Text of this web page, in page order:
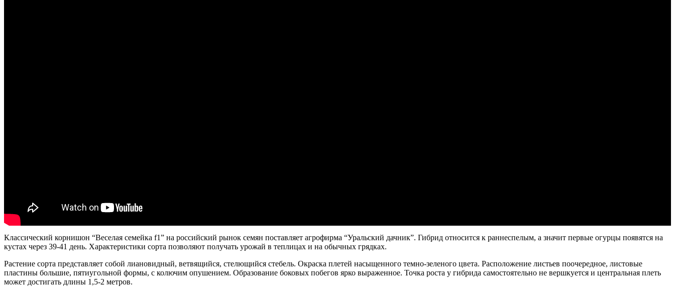
Классический корнишон “Веселая семейка f1” на российский рынок семян поставляет агрофирма “Уральский дачник”. Гибрид относится к раннеспелым, а значит первые огурцы появятся на
кустах через 39-41 день. Характеристики сорта позволяют получать урожай в теплицах и на обычных грядках.
Растение сорта представляет собой лиановидный, ветвящийся, стелющийся стебель. Окраска плетей насыщенного темно-зеленого цвета. Расположение листьев поочередное, листовые
пластины большие, пятиугольной формы, с колючим опушением. Образование боковых побегов ярко выраженное. Точка роста у гибрида самостоятельно не вершкуется и центральная плеть
может достигать длины 1,5-2 метров.